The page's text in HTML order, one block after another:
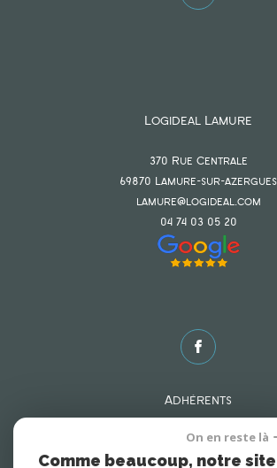
Logideal Lamure
370 Rue Centrale
69870 lamure-sur-azergues
lamure@logideal.com
04 74 03 05 20
Adhérents
On en reste là
Comme beaucoup, notre site